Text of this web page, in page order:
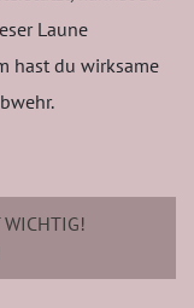
Laune
hast du wirksame
WICHTIG!